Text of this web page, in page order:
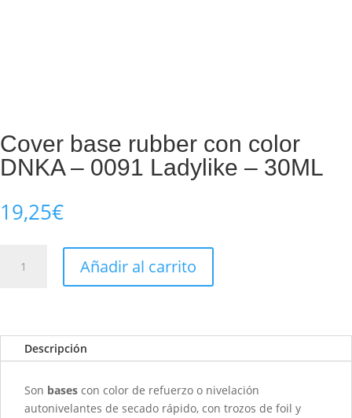
Cover base rubber con color
DNKA – 0091 Ladylike – 30ML
19,25€
base
DNKA
-
Ladylike
Añadir al carrito
Descripción
Son bases con color de refuerzo o nivelación
autonivelantes de secado rápido, con trozos de foil y